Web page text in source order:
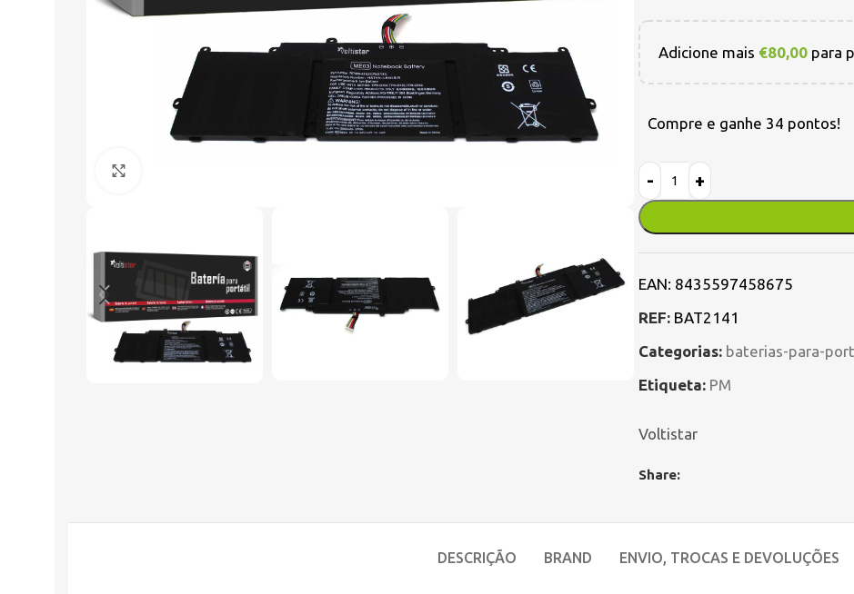
Adicione mais €80,00 para
Compre e ganhe 34 pontos!
EAN: 8435597458675
REF: BAT2141
Categorias: baterias-para-
Etiqueta: PM
Voltistar
Share:
DESCRIÇÃO BRAND ENVIO, TROCAS E DEVOLUÇÕES